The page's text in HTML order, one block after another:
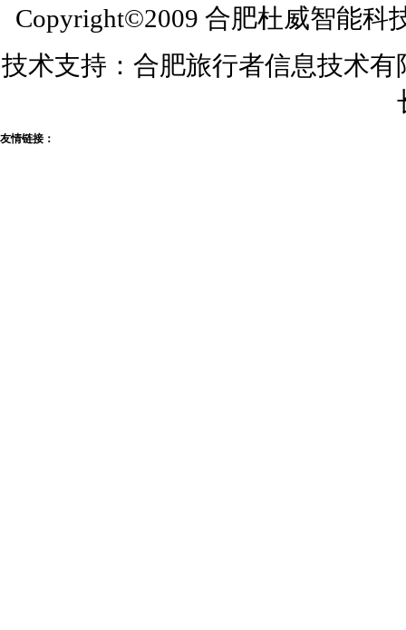
Copyright©2009 合肥杜威智能
技术支持：合肥旅行者信息技术
友情链接：